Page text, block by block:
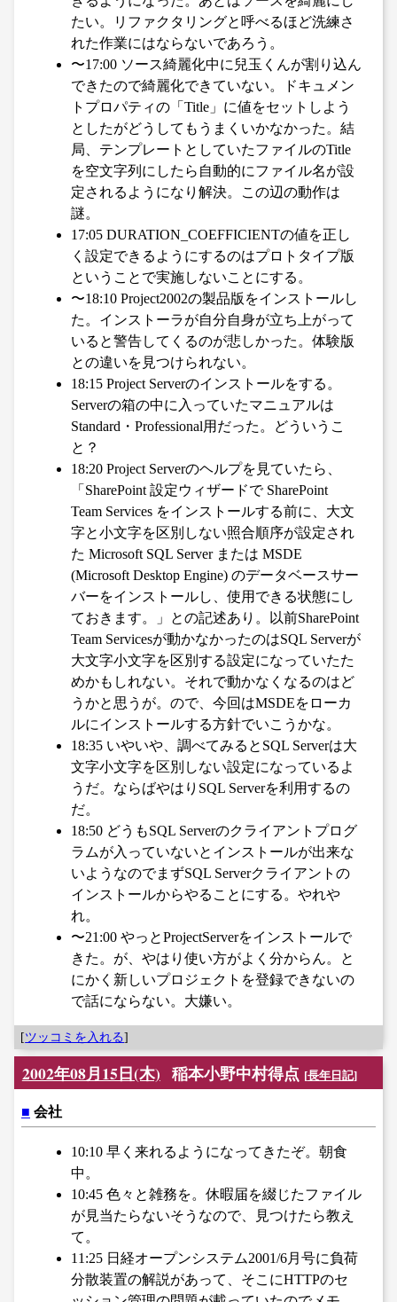
たい。リファクタリングと呼べるほど洗練さ
れた作業にはならないであろう。
〜17:00 ソース綺麗化中に兒玉くんが割り込ん
できたので綺麗化できていない。ドキュメン
トプロパティの「Title」に値をセットしよう
としたがどうしてもうまくいかなかった。結
局、テンプレートとしていたファイルのTitle
を空文字列にしたら自動的にファイル名が設
定されるようになり解決。この辺の動作は
謎。
17:05 DURATION_COEFFICIENTの値を正し
く設定できるようにするのはプロトタイプ版
ということで実施しないことにする。
〜18:10 Project2002の製品版をインストールし
た。インストーラが自分自身が立ち上がって
いると警告してくるのが悲しかった。体験版
との違いを見つけられない。
18:15 Project Serverのインストールをする。
Serverの箱の中に入っていたマニュアルは
Standard・Professional用だった。どういうこ
と？
18:20 Project Serverのヘルプを見ていたら、
「SharePoint 設定ウィザードで SharePoint
Team Services をインストールする前に、大文
字と小文字を区別しない照合順序が設定され
た Microsoft SQL Server または MSDE
(Microsoft Desktop Engine) のデータベースサー
バーをインストールし、使用できる状態にし
ておきます。」との記述あり。以前SharePoint
Team Servicesが動かなかったのはSQL Serverが
大文字小文字を区別する設定になっていたた
めかもしれない。それで動かなくなるのはど
うかと思うが。ので、今回はMSDEをローカ
ルにインストールする方針でいこうかな。
18:35 いやいや、調べてみるとSQL Serverは大
文字小文字を区別しない設定になっているよ
うだ。ならばやはりSQL Serverを利用するの
だ。
18:50 どうもSQL Serverのクライアントプログ
ラムが入っていないとインストールが出来な
いようなのでまずSQL Serverクライアントの
インストールからやることにする。やれや
れ。
〜21:00 やっとProjectServerをインストールで
きた。が、やはり使い方がよく分からん。と
にかく新しいプロジェクトを登録できないの
で話にならない。大嫌い。
[ツッコミを入れる]
2002年08月15日(木) 稲本小野中村得点 [長年日記]
■ 会社
10:10 早く来れるようになってきたぞ。朝食
中。
10:45 色々と雑務を。休暇届を綴じたファイル
が見当たらないそうなので、見つけたら教え
て。
11:25 日経オープンシステム2001/6月号に負荷
分散装置の解説があって、そこにHTTPのセ